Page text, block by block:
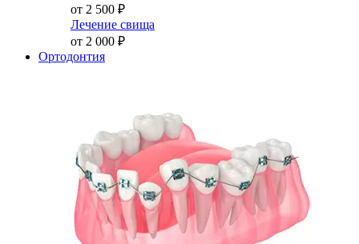
от 2 500 ₽
Лечение свища
от 2 000 ₽
Ортодонтия